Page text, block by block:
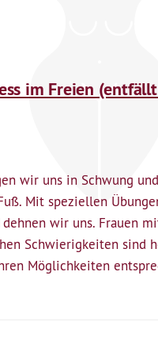
im Freien
wir uns in Schwung
Mit speziellen
wir uns. Frauen
Schwierigkeiten sind
Möglichkeiten